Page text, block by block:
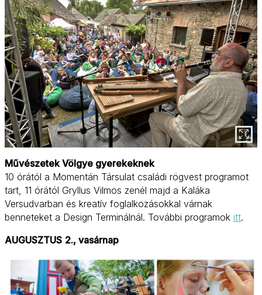
Művészetek Völgye gyerekeknek
10 órától a Momentán Társulat családi rögvest programot
tart, 11 órától Gryllus Vilmos zenél majd a Kaláka
Versudvarban és kreatív foglalkozásokkal várnak
benneteket a Design Terminálnál. További programok itt.
AUGUSZTUS 2., vasárnap